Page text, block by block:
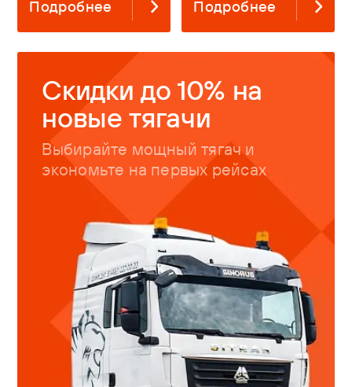
Подробнее Подробнее
Скидки до 10% на
новые тягачи
Выбирайте мощный тягач и
экономьте на первых рейсах